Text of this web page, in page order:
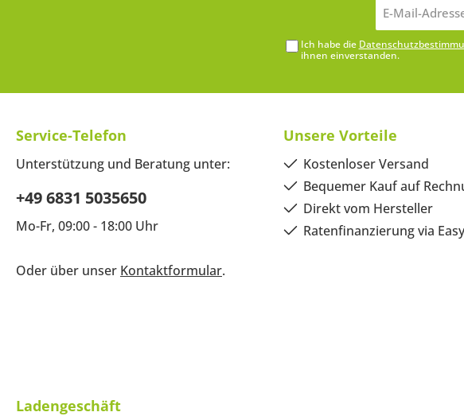
Ich habe die
ihnen einverstanden.
Service-Telefon
Unterstützung und Beratung unter:
+49 6831 5035650
Mo-Fr, 09:00 - 18:00 Uhr
Oder über unser Kontaktformular.
Unsere Vorteile
Kostenloser Versand
Bequemer Kauf auf
Direkt vom Hersteller
Ratenfinanzierung via
Ladengeschäft